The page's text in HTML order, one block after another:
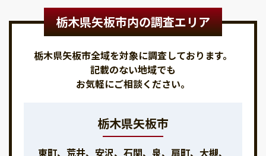
栃木県矢板市内の調査エリア
栃木県矢板市全域を対象に調査しております。
記載のない地域でも
お気軽にご相談ください。
栃木県矢板市
東町、荒井、安沢、石関、泉、扇町、大槻、